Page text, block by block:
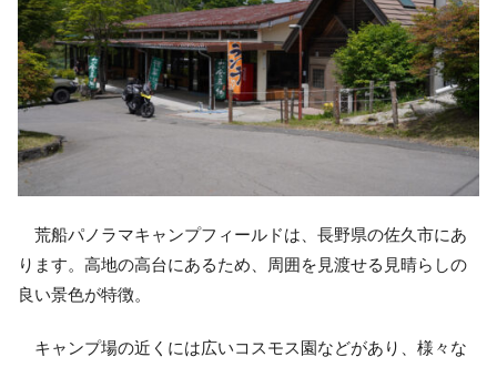
荒船パノラマキャンプフィールドは、長野県の佐久市にあ
ります。高地の高台にあるため、周囲を見渡せる見晴らしの
良い景色が特徴。
キャンプ場の近くには広いコスモス園などがあり、様々な